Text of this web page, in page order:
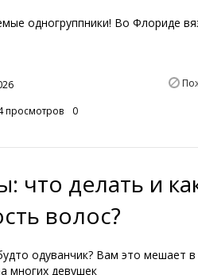
одногруппники! Во Флориде
просмотров 0
что делать и
волос?
одуванчик? Вам это мешает
многих девушек